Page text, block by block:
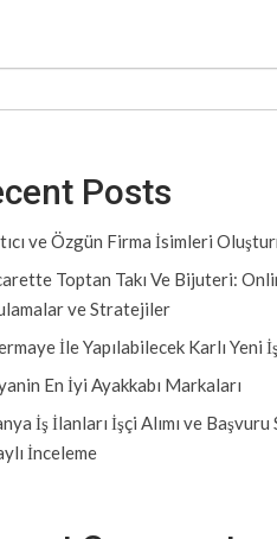
Posts
ve Özgün Firma İsimleri
Toptan Takı Ve Bijuteri:
ve Stratejiler
İle Yapılabilecek Karlı Yeni
En İyi Ayakkabı Markaları
İş İlanları İşçi Alımı ve Başvuru
İnceleme